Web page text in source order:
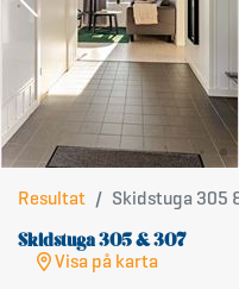
Resultat
Skidstuga 305
Skidstuga 305 & 307
Visa på karta